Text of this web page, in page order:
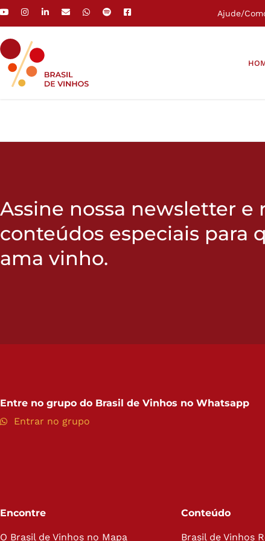
Ajude/
Assine nossa newsletter e
conteúdos especiais para
ama vinho.
Entre no grupo do Brasil de Vinhos no Whatsapp
Entrar no grupo
Encontre
O Brasil de Vinhos no Mapa
Conteúdo
Brasil de Vinhos